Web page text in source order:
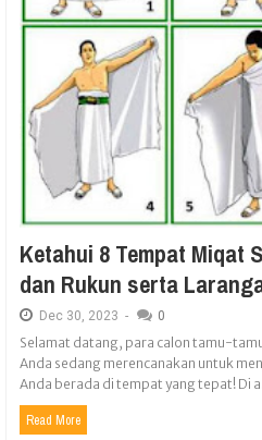
Ketahui 8 Tempat Miqat
dan Rukun serta
Dec 30, 2023 - 0
Selamat datang, para calon tamu-
Anda sedang merencanakan untuk
Anda berada di tempat yang tepat! Di
Read More